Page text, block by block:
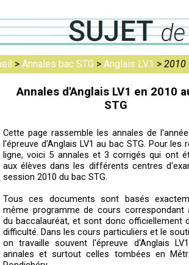
> Annales bac STG > Anglais LV1 > 2010
Annales d'Anglais LV1 en 2010
STG
Cette page rassemble les annales de
l'épreuve d'Anglais LV1 au bac STG. Pour les
ligne, voici 5 annales et 3 corrigés qui ont
aux élèves dans les différents centres
session 2010 du bac STG.
Tous ces documents sont basés
même programme de cours correspondant
du baccalauréat, et sont donc officiellement
difficulté. Dans les cours particuliers et le
on travaille souvent l'épreuve d'Anglais
annales et surtout celles tombées en